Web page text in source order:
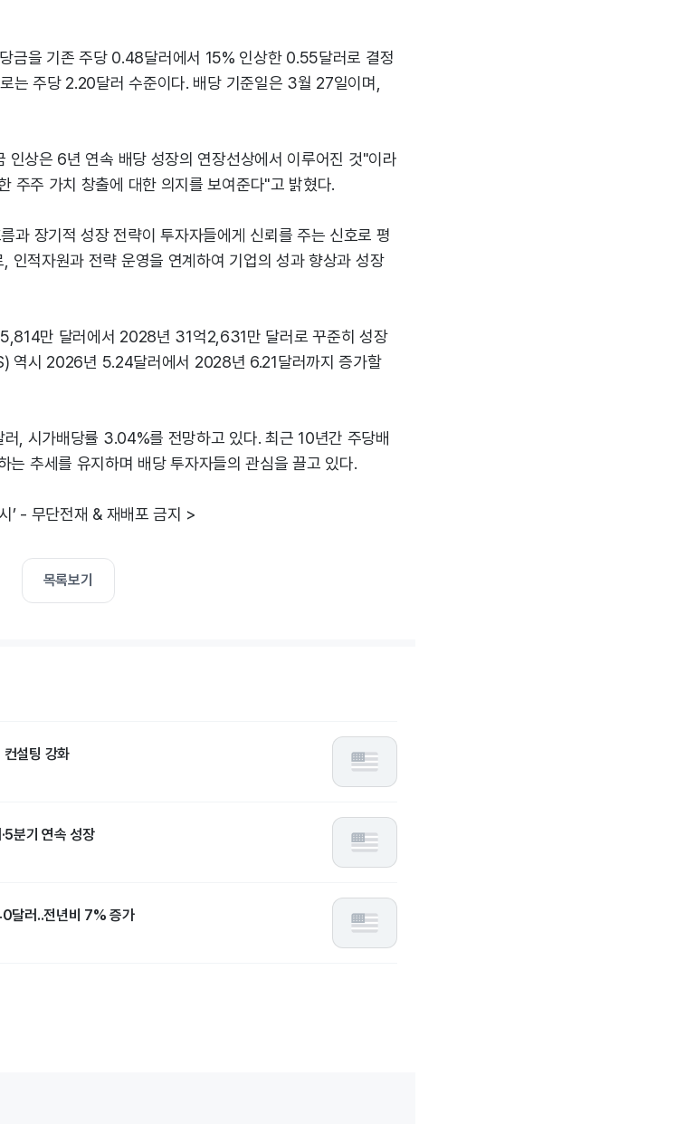
금을 기존 주당 0.48달러에서 15% 인상한 0.55달러로 결정
는 주당 2.20달러 수준이다. 배당 기준일은 3월 27일이며,
인상은 6년 연속 배당 성장의 연장선상에서 이루어진 것"이라
주주 가치 창출에 대한 의지를 보여준다"고 밝혔다.
과 장기적 성장 전략이 투자자들에게 신뢰를 주는 신호로 평
인적자원과 전략 운영을 연계하여 기업의 성과 향상과 성장
만 달러에서 2028년 31억2,631만 달러로 꾸준히 성장
역시 2026년 5.24달러에서 2028년 6.21달러까지 증가할
, 시가배당률 3.04%를 전망하고 있다. 최근 10년간 주당배
는 추세를 유지하며 배당 투자자들의 관심을 끌고 있다.
’ - 무단전재 & 재배포 금지 >
목록보기
설팅 강화
분기 연속 성장
달러..전년비 7% 증가